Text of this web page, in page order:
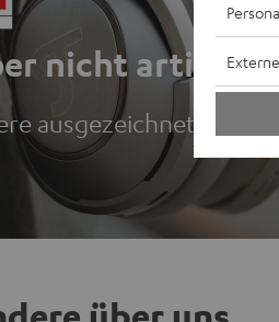
nicht artig.
ausgezeichneten